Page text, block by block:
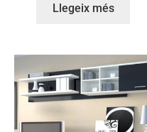
Llegeix més